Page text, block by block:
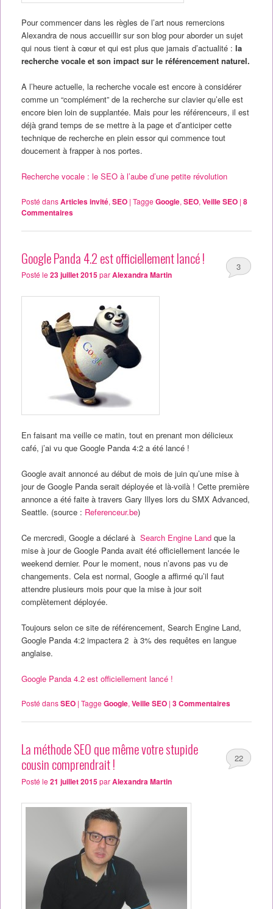
Pour commencer dans les règles de l’art nous remercions
Alexandra de nous accueillir sur son blog pour aborder un sujet
qui nous tient à cœur et qui est plus que jamais d’actualité : la
recherche vocale et son impact sur le référencement naturel.
A l’heure actuelle, la recherche vocale est encore à considérer
comme un “complément” de la recherche sur clavier qu’elle est
encore bien loin de supplantée. Mais pour les référenceurs, il est
déjà grand temps de se mettre à la page et d’anticiper cette
technique de recherche en plein essor qui commence tout
doucement à frapper à nos portes.
Recherche vocale : le SEO à l’aube d’une petite révolution
Posté dansArticles invité, SEO | Tagge Google, SEO, Veille SEO | 8
Commentaires
Google Panda 4.2 est officiellement lancé !
Posté le 23 juillet 2015parAlexandra Martin
3
En faisant ma veille ce matin, tout en prenant mon délicieux
café, j’ai vu que Google Panda 4:2 a été lancé !
Google avait annoncé au début de mois de juin qu’une mise à
jour de Google Panda serait déployée et là-voilà ! Cette première
annonce a été faite à travers Gary Illyes lors du SMX Advanced,
Seattle. (source : Referenceur.be)
Ce mercredi, Google a déclaré à Search Engine Landque la
mise à jour de Google Panda avait été officiellement lancée le
weekend dernier. Pour le moment, nous n’avons pas vu de
changements. Cela est normal, Google a affirmé qu’il faut
attendre plusieurs mois pour que la mise à jour soit
complètement déployée.
Toujours selon ce site de référencement, Search Engine Land,
Google Panda 4:2 impactera 2 à 3% des requêtes en langue
anglaise.
Google Panda 4.2 est officiellement lancé !
Posté dansSEO | Tagge Google, Veille SEO | 3Commentaires
La méthode SEO que même votre stupide
cousin comprendrait !
Posté le 21 juillet 2015parAlexandra Martin
22